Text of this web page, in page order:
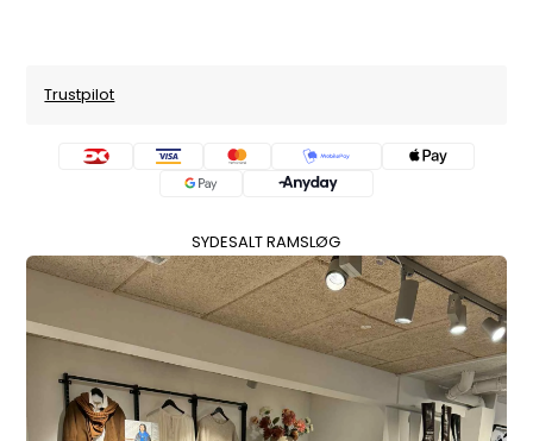
Trustpilot
SYDESALT RAMSLØG